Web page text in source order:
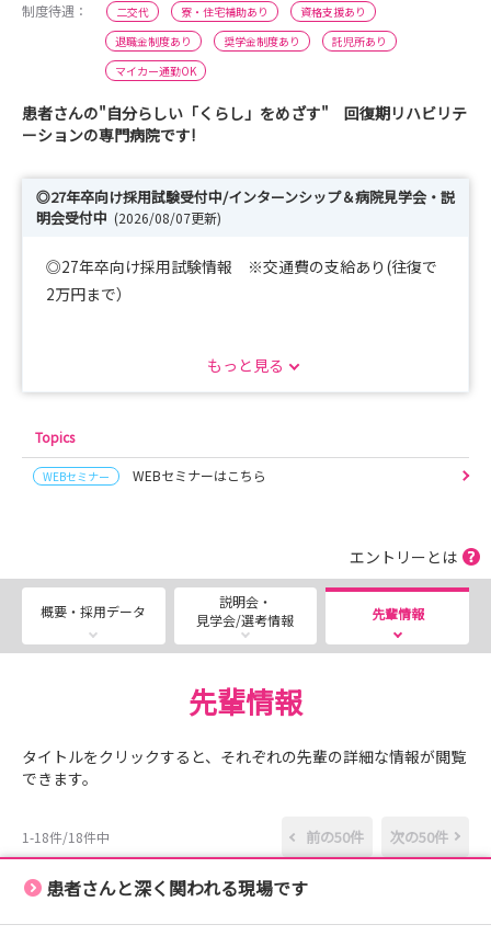
制度待遇：
二交代 寮・住宅補助あり
資格支援あり
退職金制度あり
奨学金制度あり
託児所あり
マイカー通勤OK
患者さんの"自分らしい「くらし」をめざす" 回復期リハビリテ
ーションの専門病院です!
◎27年卒向け採用試験受付中/インターンシップ＆病院見学会・説
明会受付中 (2026/08/07更新)
◎27年卒向け採用試験情報 ※交通費の支給あり(往復で
2万円まで）
8月18日(火)～8月26日(水) 10：00～
試験内容
・個人面接（30分程度）
・作文（800字程度、事前作成可、当日持参）
▬ ▬▬▬▬▬▬▬▬▬▬▬▬ ▬
ただいま戸田リハでは、いつでも視聴可能な病院説明会動
「リハビリ病院での看護師の役割って？」
トを用意しました！
※まずはWEB説明会を視聴してみてから、来院での見学
会等に参加することも大歓迎です。
もっと見る
Topics
WEBセミナー WEBセミナーはこちら
エントリーとは
概要・採用データ
説明会・
見学会/選考情報
先輩情報
先輩情報
タイトルをクリックすると、それぞれの先輩の詳細な情報が閲覧
できます。
1-18件/18件中 前の50件 次の50件
患者さんと深く関われる現場です